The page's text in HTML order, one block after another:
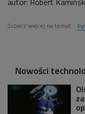
Zobacz więcej na temat:
Nowości